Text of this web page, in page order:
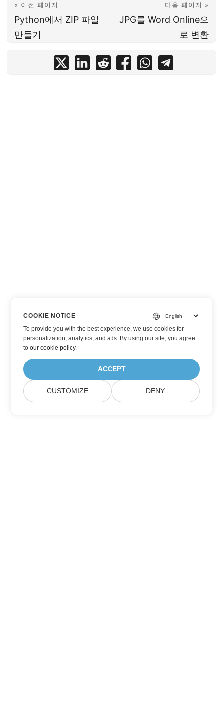
« 이전 페이지
Python에서 ZIP 파일
만들기
다음 페이지 »
JPG를 Word Online으
로 변환
COOKIE NOTICE
To provide you with the best experience, we use cookies for
personalization, analytics, and ads. By using our site, you agree
toour cookie policy.
ACCEPT
CUSTOMIZE DENY